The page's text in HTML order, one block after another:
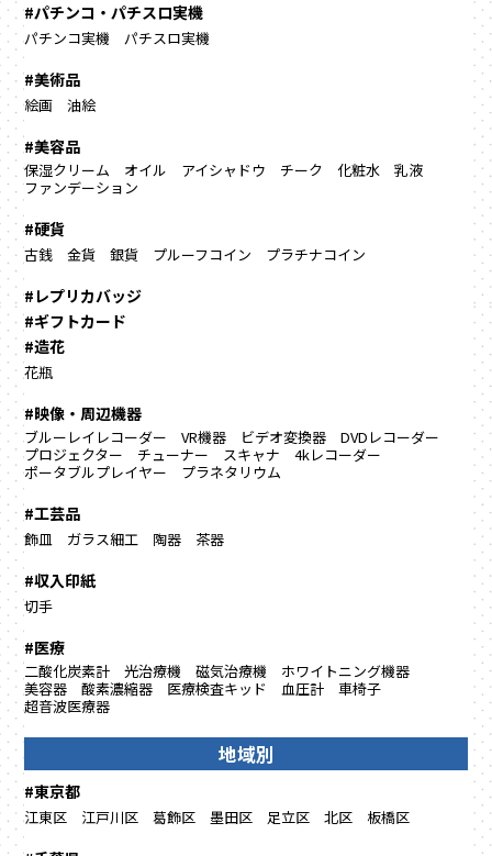
#パチンコ・パチスロ実機
パチンコ実機 パチスロ実機
#美術品
絵画 油絵
#美容品
保湿クリーム オイル アイシャドウ チーク 化粧水
乳液
ファンデーション
#硬貨
古銭 金貨 銀貨 プルーフコイン プラチナコイン
#レプリカバッジ
#ギフトカード
#造花
花瓶
#映像・周辺機器
ブルーレイレコーダー VR機器 ビデオ変換器
DVDレコーダー
プロジェクター
チューナー スキャナ
4kレコーダー
ポータブルプレイヤー
プラネタリウム
#工芸品
飾皿 ガラス細工 陶器 茶器
#収入印紙
切手
#医療
二酸化炭素計 光治療機 磁気治療機
ホワイトニング機器
美容器
酸素濃縮器 医療検査キッド 血圧計
車椅子
超音波医療器
地域別
#東京都
江東区 江戸川区 葛飾区 墨田区 足立区 北区 板橋区